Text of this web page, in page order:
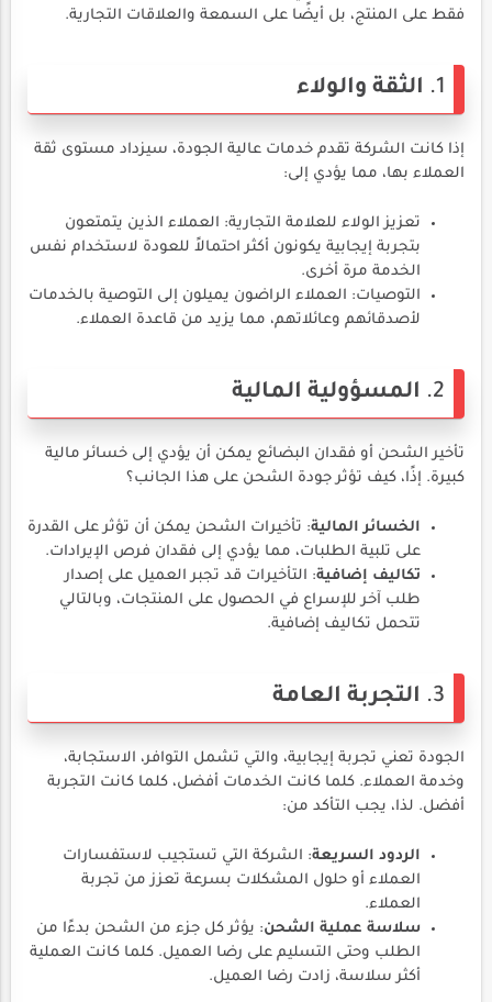
فقط على المنتج، بل أيضًا على السمعة والعلاقات التجارية.
1. الثقة والولاء
إذا كانت الشركة تقدم خدمات عالية الجودة، سيزداد مستوى ثقة
العملاء بها، مما يؤدي إلى:
تعزيز الولاء للعلامة التجارية: العملاء الذين يتمتعون
بتجربة إيجابية يكونون أكثر احتمالاً للعودة لاستخدام نفس
الخدمة مرة أخرى.
التوصيات: العملاء الراضون يميلون إلى التوصية بالخدمات
لأصدقائهم وعائلاتهم، مما يزيد من قاعدة العملاء.
2. المسؤولية المالية
تأخير الشحن أو فقدان البضائع يمكن أن يؤدي إلى خسائر مالية
كبيرة. إذًا، كيف تؤثر جودة الشحن على هذا الجانب؟
الخسائر المالية: تأخيرات الشحن يمكن أن تؤثر على القدرة
على تلبية الطلبات، مما يؤدي إلى فقدان فرص الإيرادات.
تكاليف إضافية: التأخيرات قد تجبر العميل على إصدار
طلب آخر للإسراع في الحصول على المنتجات، وبالتالي
تتحمل تكاليف إضافية.
3. التجربة العامة
الجودة تعني تجربة إيجابية، والتي تشمل التوافر، الاستجابة،
وخدمة العملاء. كلما كانت الخدمات أفضل، كلما كانت التجربة
أفضل. لذا، يجب التأكد من:
الردود السريعة: الشركة التي تستجيب لاستفسارات
العملاء أو حلول المشكلات بسرعة تعزز من تجربة
العملاء.
سلاسة عملية الشحن: يؤثر كل جزء من الشحن بدءًا من
الطلب وحتى التسليم على رضا العميل. كلما كانت العملية
أكثر سلاسة، زادت رضا العميل.